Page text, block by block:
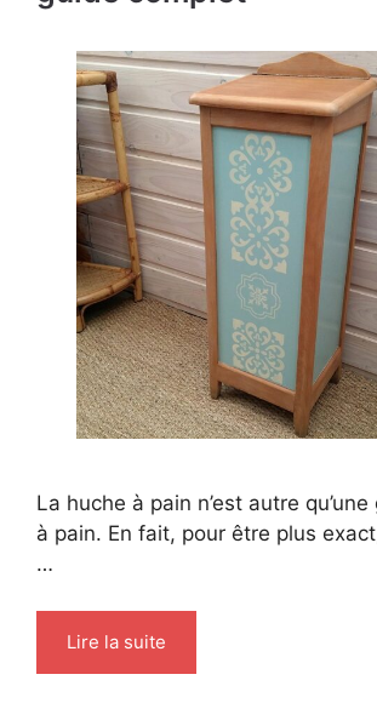
La huche à pain n’est autre
à pain. En fait, pour être plus
…
Lire la suite